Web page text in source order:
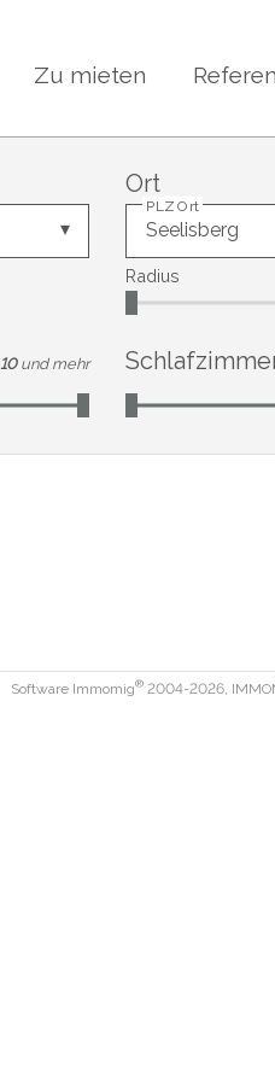
Zu mieten
Ort
PLZ Ort
Radius
10 und mehr
Software Immomig®2004-2026,